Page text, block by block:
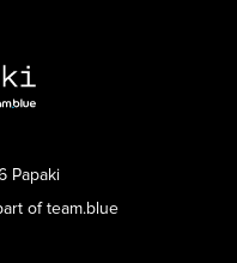
Papaki
of team.blue